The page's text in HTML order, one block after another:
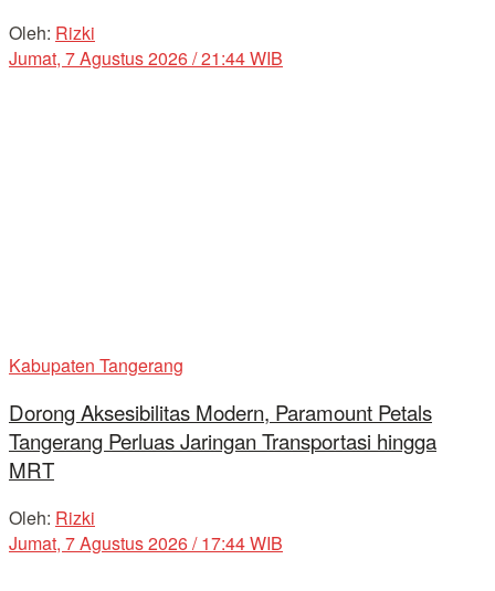
Oleh: Rizki
Jumat, 7 Agustus 2026 / 21:44 WIB
Kabupaten Tangerang
Dorong Aksesibilitas Modern, Paramount Petals
Tangerang Perluas Jaringan Transportasi hingga
MRT
Oleh: Rizki
Jumat, 7 Agustus 2026 / 17:44 WIB